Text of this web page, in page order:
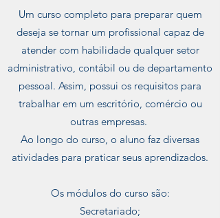
Um curso completo para preparar quem
deseja se tornar um profissional capaz de
atender com habilidade qualquer setor
administrativo, contábil ou de departamento
pessoal. Assim, possui os requisitos para
trabalhar em um escritório, comércio ou
outras empresas.
Ao longo do curso, o aluno faz diversas
atividades para praticar seus aprendizados.
Os módulos do curso são:
Secretariado;